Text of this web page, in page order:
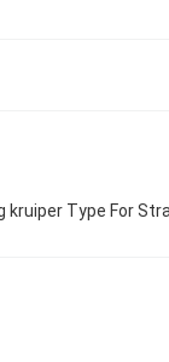
kruiper Type For